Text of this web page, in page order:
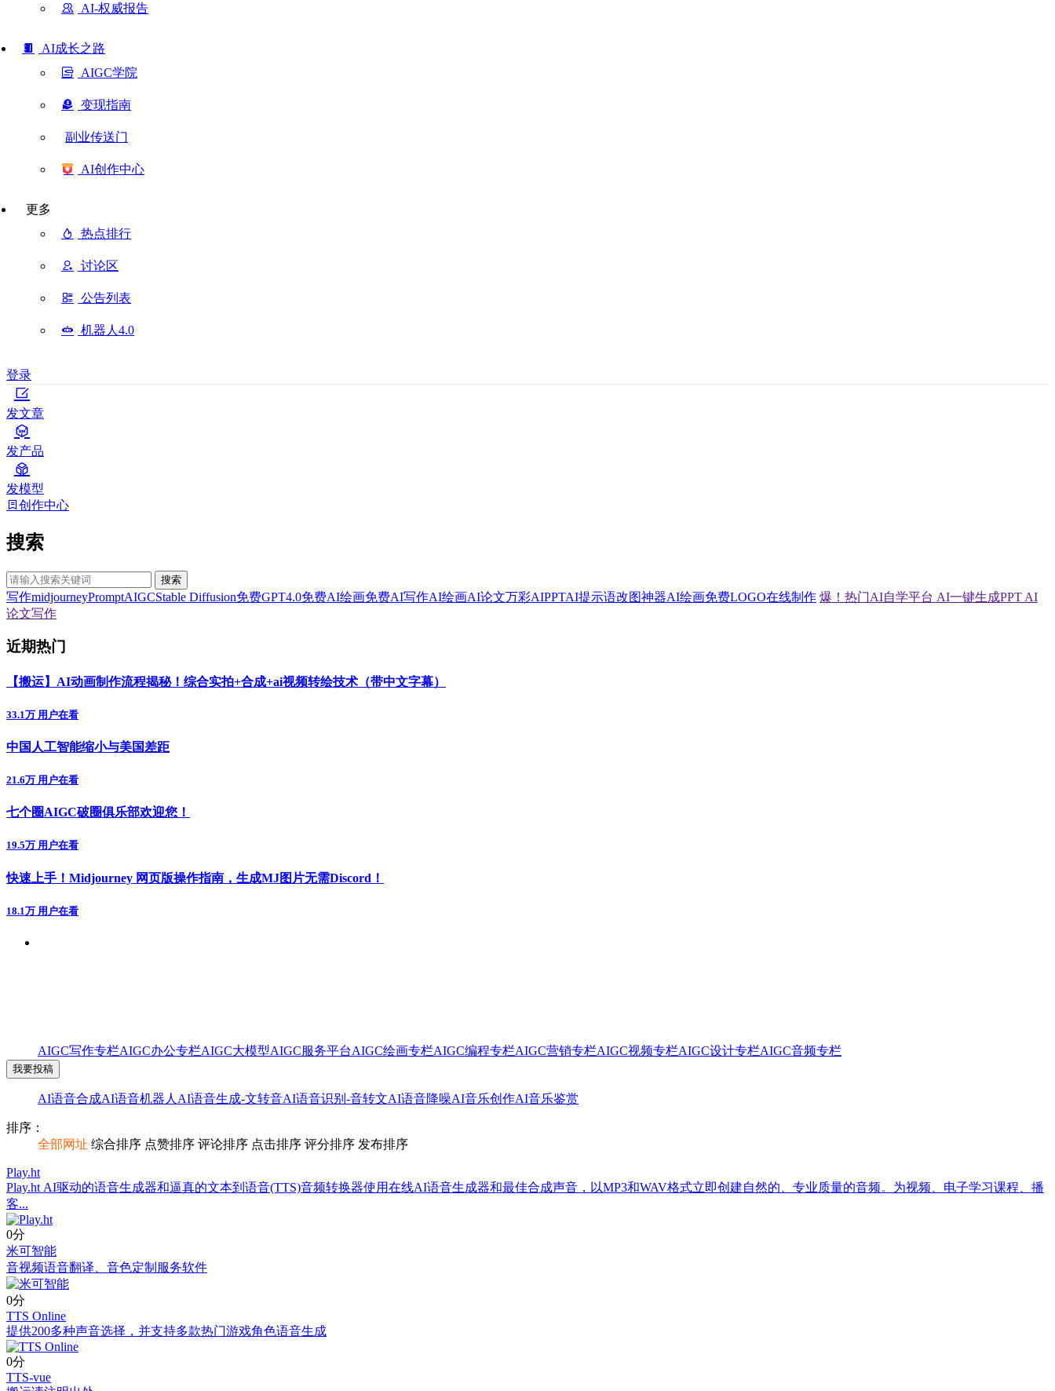
AI-权威报告
AI成长之路
AIGC学院
变现指南
副业传送门
AI创作中心
更多
热点排行
讨论区
公告列表
机器人4.0
登录
发文章
发产品
发模型
创作中心
搜索
搜索
写作midjourneyPromptAIGCStable Diffusion免费GPT4.0免费AI绘画免费AI写作AI绘画AI论文万彩AIPPTAI提示语改图神器AI绘画免费LOGO在线制作 爆！热门AI自学平台 AI一键生成PPT AI
论文写作
近期热门
【搬运】AI动画制作流程揭秘！综合实拍+合成+ai视频转绘技术（带中文字幕）
33.1万 用户在看
中国人工智能缩小与美国差距
21.6万 用户在看
七个圈AIGC破圈俱乐部欢迎您！
19.5万 用户在看
快速上手！Midjourney 网页版操作指南，生成MJ图片无需Discord！
18.1万 用户在看
AIGC写作专栏AIGC办公专栏AIGC大模型AIGC服务平台AIGC绘画专栏AIGC编程专栏AIGC营销专栏AIGC视频专栏AIGC设计专栏AIGC音频专栏
我要投稿
AI语音合成AI语音机器人 AI语音生成-文转音AI语音识别-音转文AI语音降噪AI音乐创作AI音乐鉴赏
排序：
全部网址 综合排序 点赞排序 评论排序 点击排序 评分排序 发布排序
Play.ht
Play.ht AI驱动的语音生成器和逼真的文本到语音(TTS)音频转换器使用在线AI语音生成器和最佳合成声音，以MP3和WAV格式立即创建自然的、专业质量的音频。为视频、电子学习课程、播
客...
0分
米可智能
音视频语音翻译、音色定制服务软件
0分
TTS Online
提供200多种声音选择，并支持多款热门游戏角色语音生成
0分
TTS-vue